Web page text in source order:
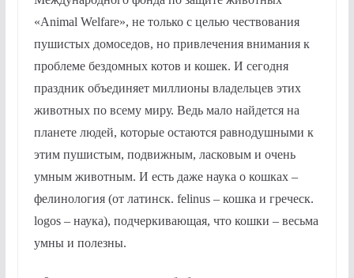
«Animal Welfare», не только с целью чествования
пушистых домоседов, но привлечения внимания к
проблеме бездомных котов и кошек. И сегодня
праздник объединяет миллионы владельцев этих
животных по всему миру. Ведь мало найдется на
планете людей, которые остаются равнодушными к
этим пушистым, подвижным, ласковым и очень
умным животным. И есть даже наука о кошках –
фелинология (от латинск. felinus – кошка и греческ.
logos – наука), подчеркивающая, что кошки – весьма
умны и полезны.